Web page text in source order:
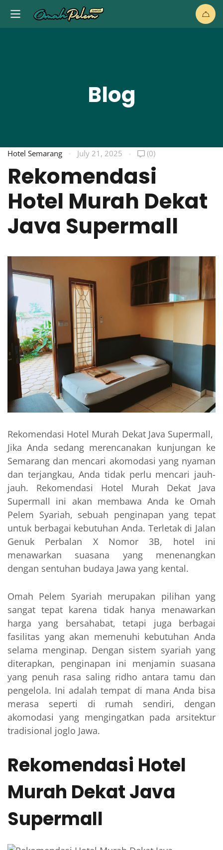
Blog
Hotel Semarang July 21, 2025 (0)
Rekomendasi
Hotel Murah Dekat
Java Supermall
Rekomendasi Hotel Murah Dekat Java Supermall,
Jika Anda sedang merencanakan kunjungan ke
Semarang dan mencari akomodasi yang nyaman
dan terjangkau, Anda tidak perlu mencari jauh-
jauh. Rekomendasi Hotel Murah Dekat Java
Supermall ini akan membawa Anda ke Omah
Pelem Syariah, sebuah penginapan yang tepat
untuk berbagai kebutuhan Anda. Terletak di Jalan
Genuk Perbalan X Nomor 3B, hotel ini
menawarkan suasana yang menenangkan
dengan sentuhan budaya Jawa yang kental.
Omah Pelem Syariah merupakan pilihan yang
sangat tepat karena tidak hanya menawarkan
harga yang bersahabat, tetapi juga berbagai
fasilitas yang akan memenuhi kebutuhan Anda
selama menginap. Dengan sistem syariah yang
diterapkan, penginapan ini menjamin suasana
yang penuh rasa saling ridho antara tamu dan
pengelola. Ini adalah tempat di mana Anda bisa
merasa seperti di rumah sendiri, dengan
akomodasi yang mengingatkan pada arsitektur
tradisional joglo Jawa.
Rekomendasi Hotel
Murah Dekat Java
Supermall